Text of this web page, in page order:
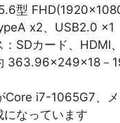
型
x2、USB2.0 x1
：SDカード、HDMI
363.96×249×18－
Core i7-1065G7、
なっています